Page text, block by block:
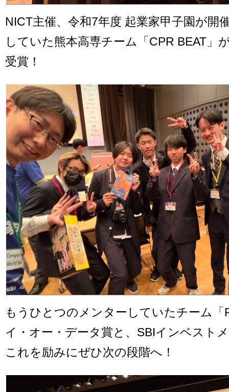
NICT主催、令和7年度 起業家甲子園が開
していた熊本高専チーム「CPR BEAT」
受賞！
もうひとつのメンターしていたチーム「
イ・オー・データ賞と、SBIインベスト
これを励みにぜひ次の段階へ！